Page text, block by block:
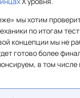
мы хотим
по итогам
концепции мы не
готово более
в том